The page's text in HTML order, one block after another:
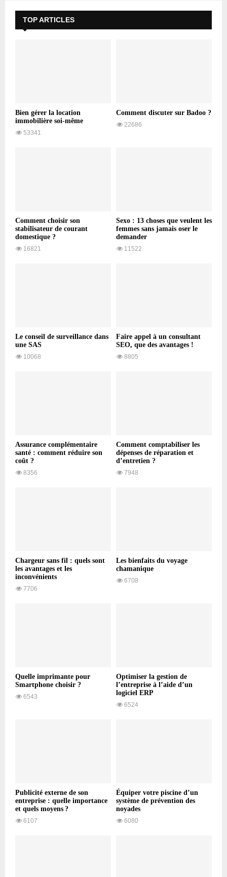
TOP ARTICLES
Bien gérer la location
immobilière soi-même
53341
Comment discuter sur Badoo ?
22686
Comment choisir son
stabilisateur de courant
domestique ?
16821
Sexo : 13 choses que veulent les
femmes sans jamais oser le
demander
11522
Le conseil de surveillance dans
une SAS
10068
Faire appel à un consultant
SEO, que des avantages !
8805
Assurance complémentaire
santé : comment réduire son
coût ?
8356
Comment comptabiliser les
dépenses de réparation et
d’entretien ?
7948
Chargeur sans fil : quels sont
les avantages et les
inconvénients
7706
Les bienfaits du voyage
chamanique
6708
Quelle imprimante pour
Smartphone choisir ?
6543
Optimiser la gestion de
l’entreprise à l’aide d’un
logiciel ERP
6524
Publicité externe de son
entreprise : quelle importance
et quels moyens ?
6107
Équiper votre piscine d’un
système de prévention des
noyades
6080